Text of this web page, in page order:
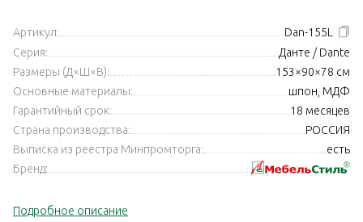
Артикул:
Dan-155L
Серия:
Данте / Dante
Размеры (Д×Ш×В):
153×90×78 см
Основные материалы:
шпон, МДФ
Гарантийный срок:
18 месяцев
Страна производства:
РОССИЯ
Выписка из реестра Минпромторга:
есть
Бренд:
Подробное описание